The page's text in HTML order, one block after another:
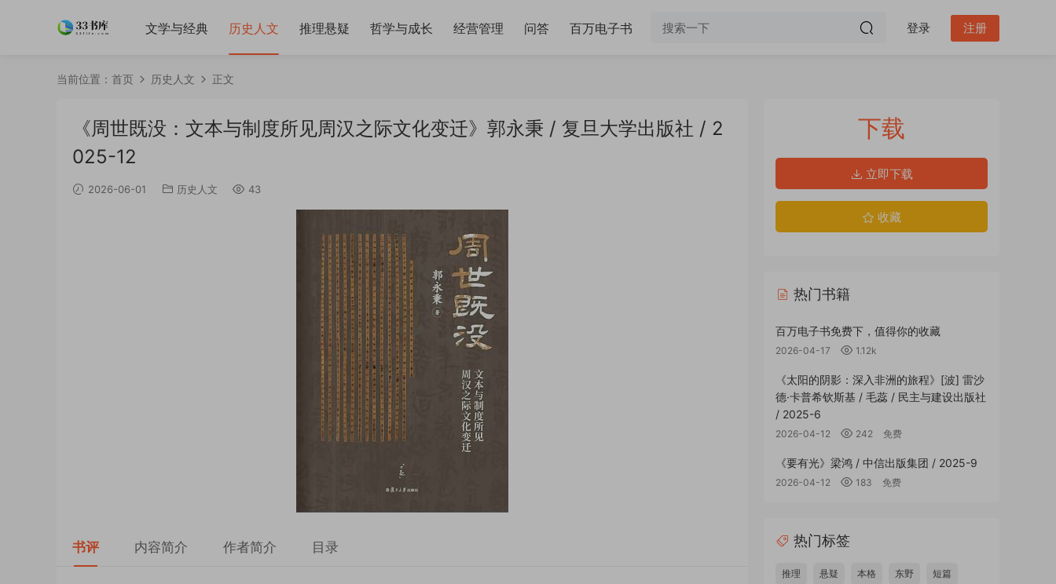
文学与经典 历史人文 推理悬疑 哲学与成长 经营管理 问答 百万电子书 登录 注册
当前位置： 首页 历史人文 正文
《周世既没：文本与制度所见周汉之际文化变迁》郭永秉 / 复旦大学出版社 / 2
025-12
2026-06-01 历史人文 43
书评 内容简介 作者简介 目录
下载
立即下载
收藏
热门书籍
百万电子书免费下，值得你的收藏
2026-04-17 1.12k
《太阳的阴影：深入非洲的旅程》[波] 雷沙
德·卡普希钦斯基 / 毛蕊 / 民主与建设出版社
/ 2025-6
2026-04-12 242 免费
《要有光》梁鸿 / 中信出版集团 / 2025-9
2026-04-12 183 免费
热门标签
推理 悬疑 本格 东野 短篇